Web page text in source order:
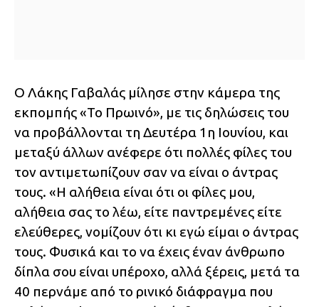
Ο Λάκης Γαβαλάς μίλησε στην κάμερα της
εκπομπής «Το Πρωινό», με τις δηλώσεις του
να προβάλλονται τη Δευτέρα 1η Ιουνίου, και
μεταξύ άλλων ανέφερε ότι πολλές φίλες του
τον αντιμετωπίζουν σαν να είναι ο άντρας
τους. «Η αλήθεια είναι ότι οι φίλες μου,
αλήθεια σας το λέω, είτε παντρεμένες είτε
ελεύθερες, νομίζουν ότι κι εγώ είμαι ο άντρας
τους. Φυσικά και το να έχεις έναν άνθρωπο
δίπλα σου είναι υπέροχο, αλλά ξέρεις, μετά τα
40 περνάμε από το ρινικό διάφραγμα που